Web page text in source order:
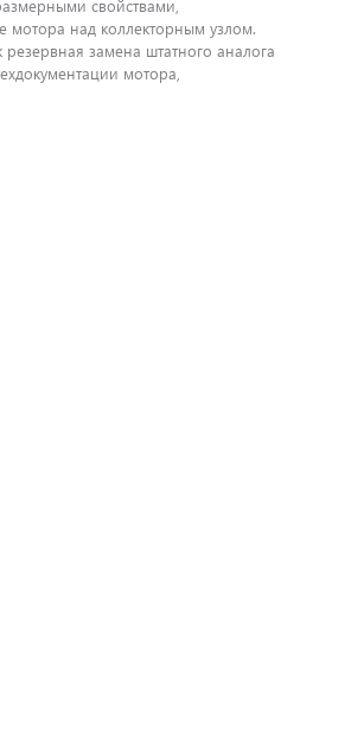
свойствами,
мотора над коллекторным узлом.
замена штатного аналога
мотора,